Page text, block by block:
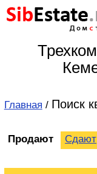
SibEstate.ru
стор
Главная / Поиск
Продают Сдают